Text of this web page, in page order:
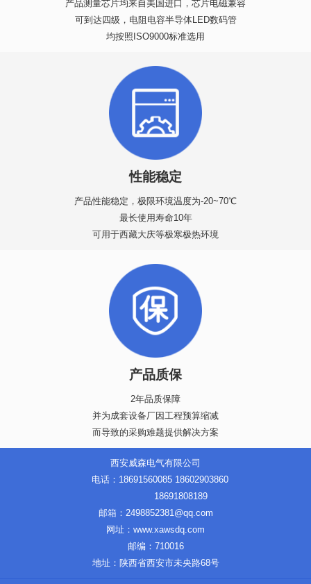
产品测量芯片均来自美国进口，芯片电磁兼容
可到达四级，电阻电容半导体LED数码管
均按照ISO9000标准选用
性能稳定
产品性能稳定，极限环境温度为-20~70℃
最长使用寿命10年
可用于西藏大庆等极寒极热环境
产品质保
2年品质保障
并为成套设备厂因工程预算缩减
而导致的采购难题提供解决方案
西安威森电气有限公司
电话：18691560085 18602903860
18691808189
邮箱：2498852381@qq.com
网址：www.xawsdq.com
邮编：710016
地址：陕西省西安市未央路68号